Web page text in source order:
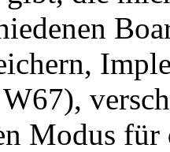
Modus